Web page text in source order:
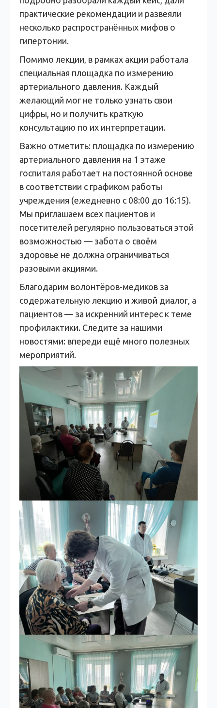
практические рекомендации и развеяли
несколько распространённых мифов о
гипертонии.
Помимо лекции, в рамках акции работала
специальная площадка по измерению
артериального давления. Каждый
желающий мог не только узнать свои
цифры, но и получить краткую
консультацию по их интерпретации.
Важно отметить: площадка по измерению
артериального давления на 1 этаже
госпиталя работает на постоянной основе
в соответствии с графиком работы
учреждения (ежедневно с 08:00 до 16:15).
Мы приглашаем всех пациентов и
посетителей регулярно пользоваться этой
возможностью — забота о своём
здоровье не должна ограничиваться
разовыми акциями.
Благодарим волонтёров-медиков за
содержательную лекцию и живой диалог, а
пациентов — за искренний интерес к теме
профилактики. Следите за нашими
новостями: впереди ещё много полезных
мероприятий.